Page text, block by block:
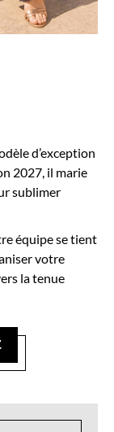
d’exception
2027, il marie
sublimer
équipe se tient
votre
la tenue